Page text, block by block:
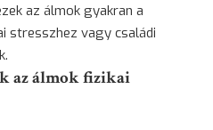
az álmok gyakran a
stresszhez vagy családi
az álmok fizikai